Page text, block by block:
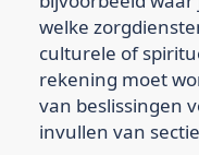
welke
culturele of
rekening moet
van beslissingen
invullen van